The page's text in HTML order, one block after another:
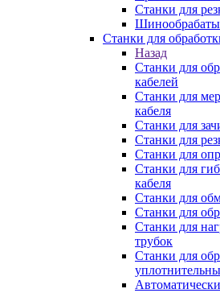
Станки для
Станки для
Назад
Станки для
кабелей
Станки для
кабеля
Станки для
Станки для
Станки для
Станки для
кабеля
Станки для
Станки для
Станки для
трубок
Станки для